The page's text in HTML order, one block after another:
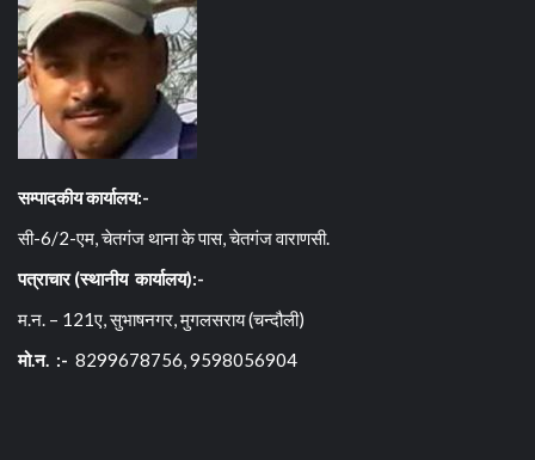
सम्पादकीय कार्यालय:-
सी-6/2-एम, चेतगंज थाना के पास, चेतगंज वाराणसी.
पत्राचार (स्थानीय कार्यालय):-
म.न. – 121ए, सुभाषनगर, मुगलसराय (चन्दौली)
मो.न. :- 8299678756, 9598056904